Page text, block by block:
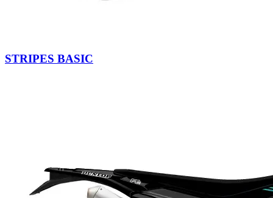
STRIPES BASIC